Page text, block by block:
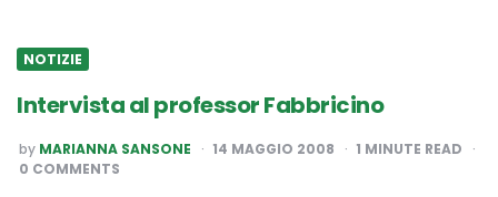
NOTIZIE
Intervista al professor Fabbricino
POSTED
BY
by MARIANNA SANSONE 14 MAGGIO 2008 1 MINUTE READ
0 COMMENTS